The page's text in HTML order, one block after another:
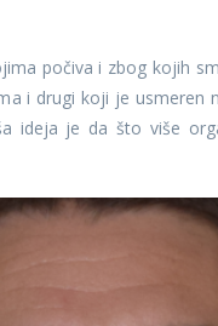
počiva i zbog kojih
i drugi koji je usmeren
ideja je da što više